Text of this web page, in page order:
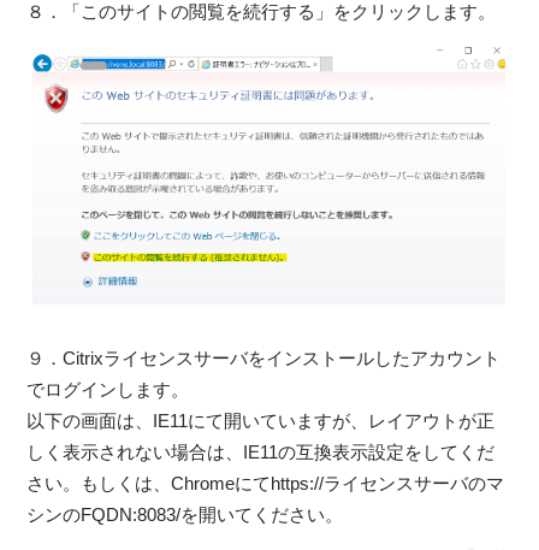
８．「このサイトの閲覧を続行する」をクリックします。
９．Citrixライセンスサーバをインストールしたアカウント
でログインします。
以下の画面は、IE11にて開いていますが、レイアウトが正
しく表示されない場合は、IE11の互換表示設定をしてくだ
さい。もしくは、Chromeにてhttps://ライセンスサーバのマ
シンのFQDN:8083/を開いてください。